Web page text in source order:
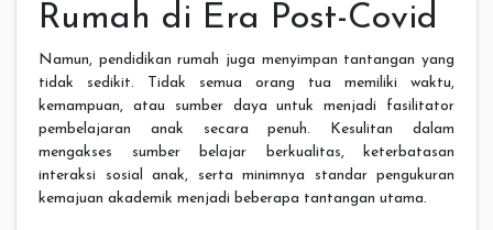
Rumah di Era Post-Covid
Namun, pendidikan rumah juga menyimpan tantangan yang
tidak sedikit. Tidak semua orang tua memiliki waktu,
kemampuan, atau sumber daya untuk menjadi fasilitator
pembelajaran anak secara penuh. Kesulitan dalam
mengakses sumber belajar berkualitas, keterbatasan
interaksi sosial anak, serta minimnya standar pengukuran
kemajuan akademik menjadi beberapa tantangan utama.